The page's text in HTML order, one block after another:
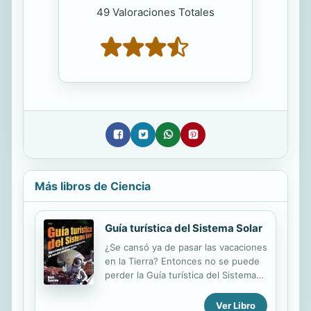
49 Valoraciones Totales
Más libros de Ciencia
Guía turística del Sistema Solar
¿Se cansó ya de pasar las vacaciones
en la Tierra? Entonces no se puede
perder la Guía turística del Sistema
de los confines más exóticos del
Ver Libro